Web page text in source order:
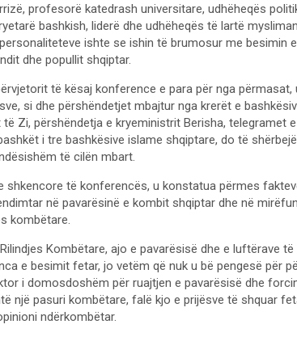
profesorë katedrash universitare, udhëheqës
bashkish, liderë dhe udhëheqës të lartë
ishte se ishin të brumosur me besimin
dhe popullit shqiptar.
të kësaj konference e para për nga
si dhe përshëndetjet mbajtur nga krerët e
Zi, përshëndetja e kryeministrit Berisha, telegramet
i tre bashkësive islame shqiptare, do të
të cilën mbart.
shkencore të konferencës, u konstatua përmes
në pavarësinë e kombit shqiptar dhe në
kombëtare.
Kombëtare, ajo e pavarësisë dhe e luftërave
e besimit fetar, jo vetëm që nuk u bë pengesë për
i domosdoshëm për ruajtjen e pavarësisë dhe
një pasuri kombëtare, falë kjo e prijësve të shquar
ndërkombëtar.